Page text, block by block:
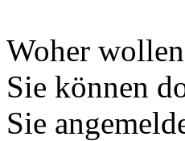
Woher
Sie können
Sie